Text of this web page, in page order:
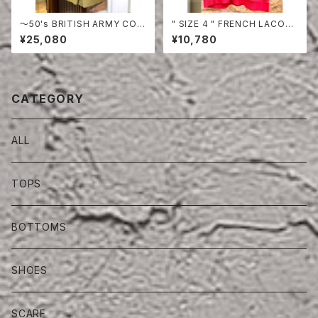
〜50's BRITISH ARMY COT
TON DRILL SHORTS
¥25,080
" SIZE 4 " FRENCH LACOS
TE POLO SHIRT HALF SLE
EVE
¥10,780
CATEGORY
ALL
TOPS
BOTTOMS
SHOES
SCARF